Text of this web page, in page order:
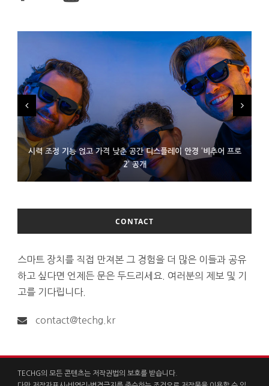
시력 조정 기능 얹고 가격 낮춘 공간 디스플레이 안경 ‘비추어 프로
2’ 공개
D램 부족에 10억달러어치 아이폰18 프로세서 패키징 대기 중
300~400달러 반지형 스피커 준비하는 오픈AI
CONTACT
스마트 장치를 직접 만져본 그 경험을 더 많은 이들과 공유
하고 싶다면 언제든 문은 두드리세요. 여러분의 제보 및 기
고를 기다립니다.
contact@techg.kr
TECHG의 모든 콘텐츠는 저작권법의 보호를 받습니다.